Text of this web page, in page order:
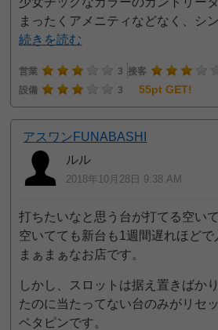
まったくアメニティなどなく、シ
続きを読む
営業 3 接客
設備
3 55pt GET!
アスワンFUNABASHI
ルル
2018年10月28日 9:38 AM
打ちたいなと思う台が打てる空い
空いてても新台も1週間遅れほど
まぁまぁなお店です。
しかし、スロットは据え置きばか
たのに当たってない台のみがリセ
ベタピンです。